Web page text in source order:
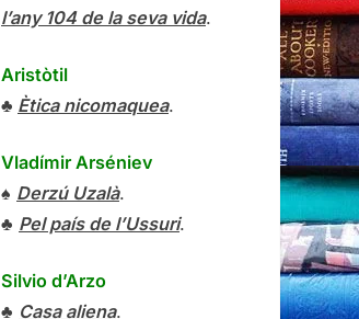
l’any 104 de la seva vida.
Aristòtil
♣ Ètica nicomaquea.
Vladímir Arséniev
♠ Derzú Uzalà.
♣ Pel país de l’Ussuri.
Silvio d’Arzo
♣ Casa aliena.